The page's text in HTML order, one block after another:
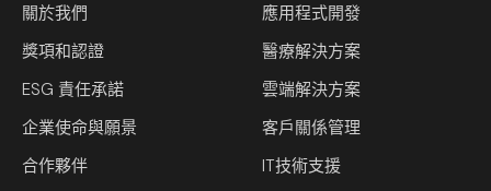
關於我們
獎項和認證
ESG 責任承諾
企業使命與願景
合作夥伴
應用程式開發
醫療解決方案
雲端解決方案
客戶關係管理
IT技術支援